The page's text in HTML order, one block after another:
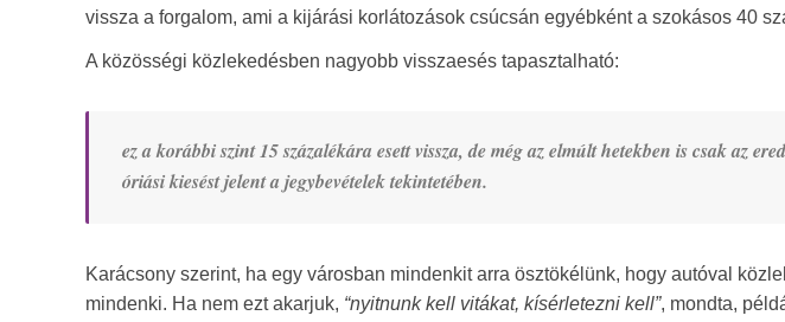
vissza a forgalom, ami a kijárási korlátozások csúcsán egyébként a szokásos 40
A közösségi közlekedésben nagyobb visszaesés tapasztalható:
ez a korábbi szint 15 százalékára esett vissza, de még az elmúlt hetekben is csak az
óriási kiesést jelent a jegybevételek tekintetében.
Karácsony szerint, ha egy városban mindenkit arra ösztökélünk, hogy autóval
mindenki. Ha nem ezt akarjuk, “nyitnunk kell vitákat, kísérletezni kell”, mondta,